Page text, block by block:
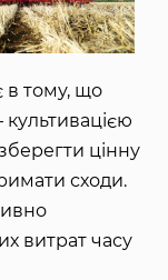
в тому, що
цінну
сходи.
витрат часу